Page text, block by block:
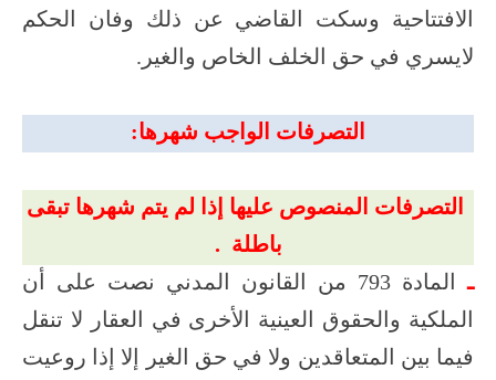
الافتتاحية وسكت القاضي عن ذلك وفان الحكم
لايسري في حق الخلف الخاص والغير.
التصرفات الواجب شهرها:
التصرفات المنصوص عليها إذا لم يتم شهرها تبقى
باطلة .
ـ
المادة 793 من القانون المدني نصت على أن
الملكية والحقوق العينية الأخرى في العقار لا تنقل
فيما بين المتعاقدين ولا في حق الغير إلا إذا روعيت